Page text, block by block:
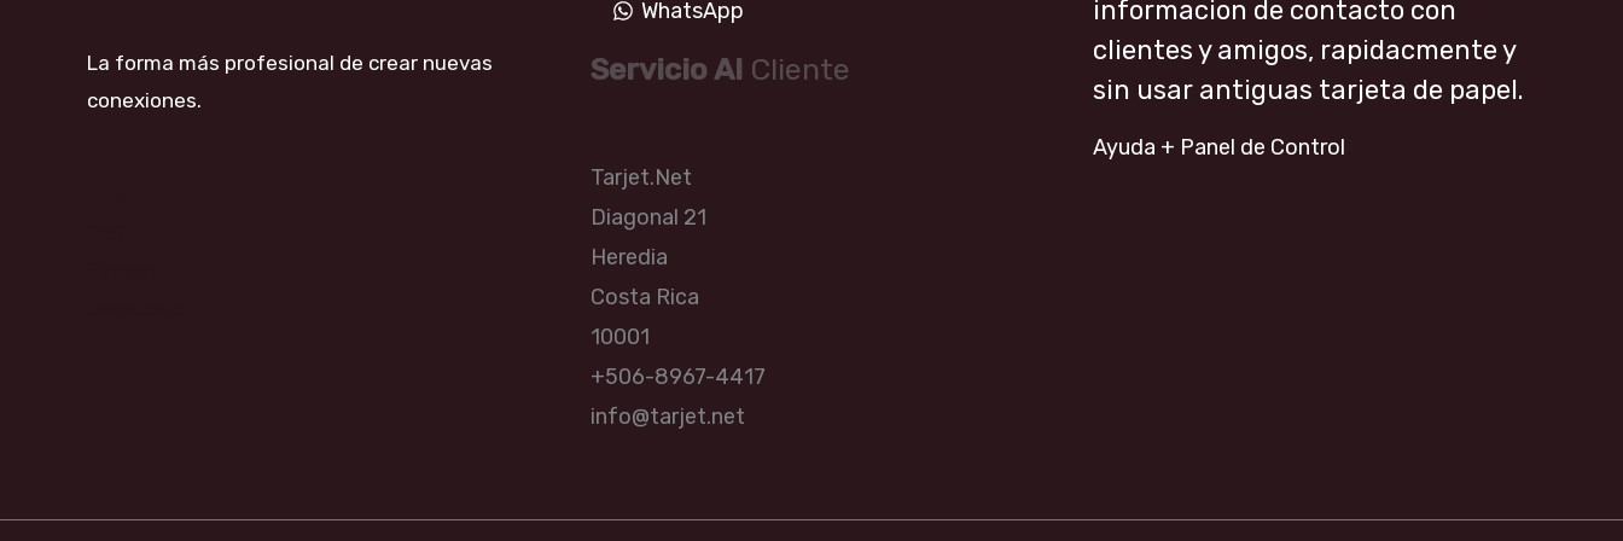
La forma más profesional de crear nuevas
conexiones.
WhatsApp
Servicio Al Cliente
Tarjet.Net
Diagonal 21
Heredia
Costa Rica
10001
+506-8967-4417
info@tarjet.net
informacion de contacto con
clientes y amigos, rapidacmente y
sin usar antiguas tarjeta de papel.
Ayuda + Panel de Control